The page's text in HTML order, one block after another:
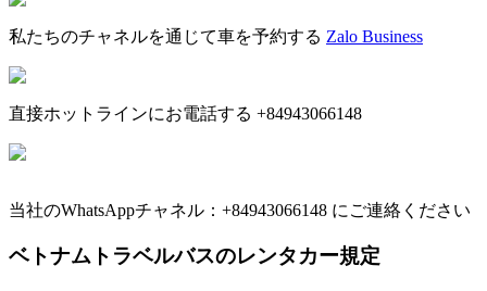
私たちのチャネルを通じて車を予約する Zalo Business
直接ホットラインにお電話する +84943066148
当社のWhatsAppチャネル：+84943066148 にご連絡ください
ベトナムトラベルバスのレンタカー規定